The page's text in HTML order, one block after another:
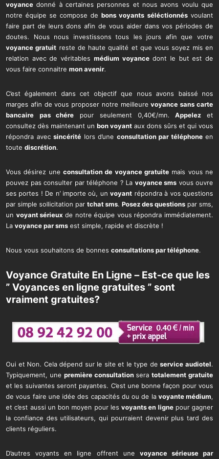
voyance donné à certaines personnes et nous avons voulu que
notre équipe se compose de bons voyants séléctionnés voulant
faire part de leurs dons afin de vous aider dans vos périodes de
doutes. Nous nous investissons tous les jours afin que votre
voyance gratuit reste de haute qualité et que vous soyez mis en
relation avec de véritables médium voyancedont le but est de
vous faire connaitre mon avenir.
C’est également dans cet objectif que nous avons baissé nos
marges afin de vous proposer notre meilleurevoyance sans carte
bancaire
pas chére pour seulement 0,40€/mn.Appelez et
consultez dès maintenant un bon voyant aux dons sûrs et qui vous
répondra avec sincérité lors d’une consultation par téléphoneen
toute discrétion.
Vous désirez une consultation de voyance gratuite mais vous ne
pouvez pas consulter par téléphone ? La voyance sms vous ouvre
ses portes ! De n’ importe où, unvoyant répondra à vos questions
par simple sollicitation par tchat sms. Posez des questions par sms,
un voyant sérieux de notre équipe vous répondra immédiatement.
La voyance par sms est simple, rapide et discrète !
Nous vous souhaitons de bonnes consultations par téléphone.
Voyance Gratuite En Ligne – Est-ce que les
” Voyances en ligne gratuites ” sont
vraiment gratuites?
Oui et Non. Cela dépend sur le site et le type deservice audiotel.
Typiquement, une première consultationseratotalement gratuite
et les suivantes seront payantes. C’est une bonne façon pour vous
de vous faire une idée des capacités du ou de la voyante médium,
et c’est aussi un bon moyen pour les voyants en lignepour gagner
la confiance des utilisateurs, qui pourraient devenir plus tard des
clients réguliers.
D’autres voyants en ligne offrent une voyance sérieuse par